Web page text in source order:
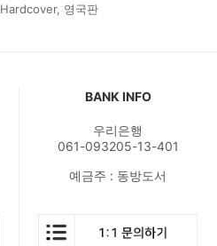
Hardcover, 영국판
BANK INFO
우리은행
061-093205-13-401
예금주 : 동방도서